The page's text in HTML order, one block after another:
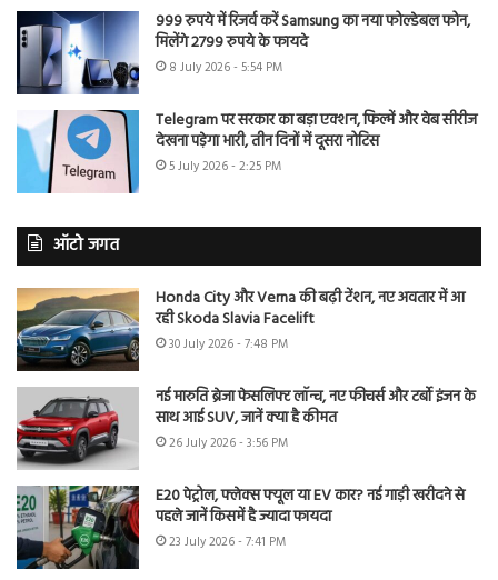
999 रुपये में रिजर्व करें Samsung का नया फोल्डेबल फोन,
मिलेंगे 2799 रुपये के फायदे
8 July 2026 - 5:54 PM
Telegram पर सरकार का बड़ा एक्शन, फिल्में और वेब सीरीज
देखना पड़ेगा भारी, तीन दिनों में दूसरा नोटिस
5 July 2026 - 2:25 PM
ऑटो जगत
Honda City और Verna की बढ़ी टेंशन, नए अवतार में आ
रही Skoda Slavia Facelift
30 July 2026 - 7:48 PM
नई मारुति ब्रेजा फेसलिफ्ट लॉन्च, नए फीचर्स और टर्बो इंजन के
साथ आई SUV, जानें क्या है कीमत
26 July 2026 - 3:56 PM
E20 पेट्रोल, फ्लेक्स फ्यूल या EV कार? नई गाड़ी खरीदने से
पहले जानें किसमें है ज्यादा फायदा
23 July 2026 - 7:41 PM